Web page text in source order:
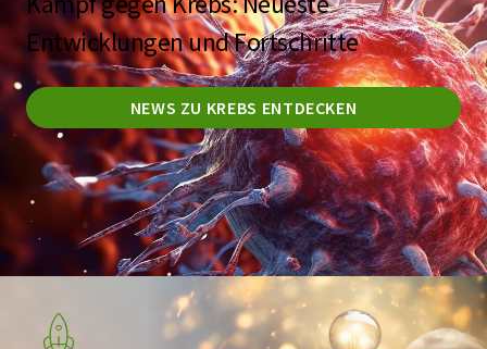
Entwicklungen und Fortschritte
NEWS ZU KREBS ENTDECKEN